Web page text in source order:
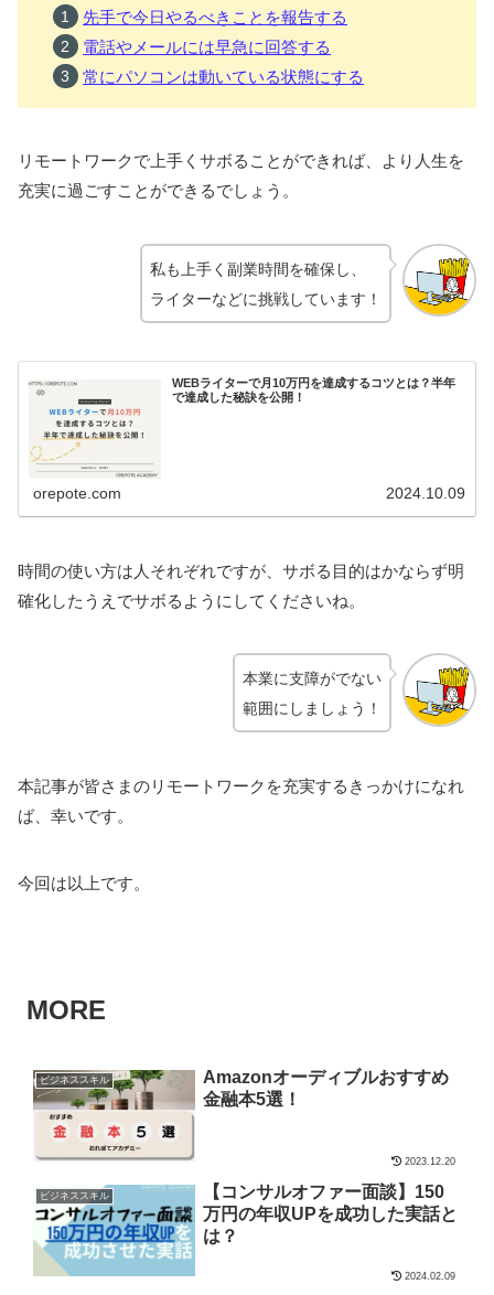
先手で今日やるべきことを報告する
電話やメールには早急に回答する
常にパソコンは動いている状態にする
リモートワークで上手くサボることができれば、より人生を
充実に過ごすことができるでしょう。
私も上手く副業時間を確保し、
ライターなどに挑戦しています！
WEBライターで月10万円を達成するコツとは？半年
で達成した秘訣を公開！
orepote.com 2024.10.09
時間の使い方は人それぞれですが、サボる目的はかならず明
確化したうえでサボるようにしてくださいね。
本業に支障がでない
範囲にしましょう！
本記事が皆さまのリモートワークを充実するきっかけになれ
ば、幸いです。
今回は以上です。
MORE
ビジネススキル
Amazonオーディブルおすすめ
金融本5選！
2023.12.20
ビジネススキル
【コンサルオファー面談】150
万円の年収UPを成功した実話と
は？
2024.02.09